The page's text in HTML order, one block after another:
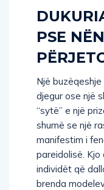
PSE
Një
djegur ose një
“sytë” e një
shumë se një
manifestim i
pareidolisë. Kjo
individët që
brenda